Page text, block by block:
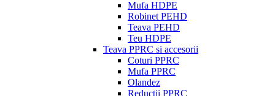
Mufa HDPE
Robinet PEHD
Teava PEHD
Teu HDPE
Teava PPRC si accesorii
Coturi PPRC
Mufa PPRC
Olandez
Reductii PPRC